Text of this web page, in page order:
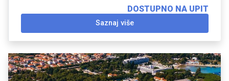
DOSTUPNO NA UPIT
Saznaj više